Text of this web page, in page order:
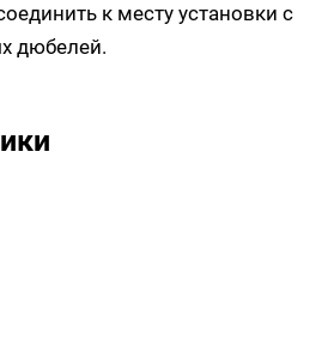
к месту установки с
дюбелей.